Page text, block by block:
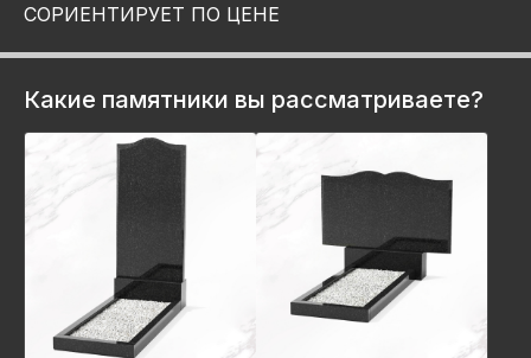
СОРИЕНТИРУЕТ ПО ЦЕНЕ
Какие памятники вы рассматриваете?